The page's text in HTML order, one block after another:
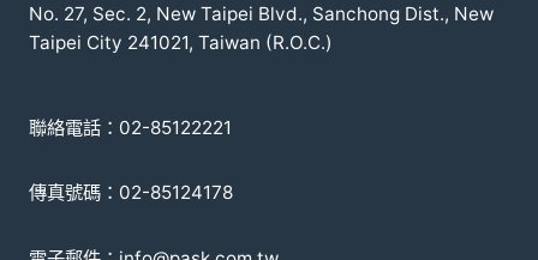
No. 27, Sec. 2, New Taipei Blvd., Sanchong Dist., New
Taipei City 241021, Taiwan (R.O.C.)
聯絡電話：02-85122221
傳真號碼：02-85124178